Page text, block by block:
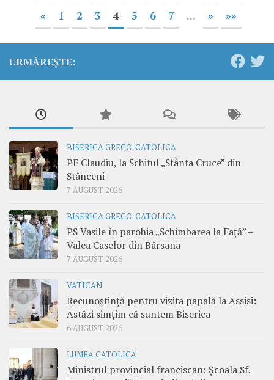
« 1 2 3 4 5 6 7 ... » »»
URMĂREȘTE:
BISERICA GRECO-CATOLICĂ
PF Claudiu, la Schitul „Sfânta Cruce” din
Stânceni
7 AUGUST 2026
BISERICA GRECO-CATOLICĂ
PS Vasile în parohia „Schimbarea la Față” –
Valea Caselor din Bârsana
7 AUGUST 2026
VATICAN
Recunoștință pentru vizita papală la Assisi:
Astăzi simțim că suntem Biserica
6 AUGUST 2026
LUMEA CATOLICĂ
Ministrul provincial franciscan: Școala Sf.